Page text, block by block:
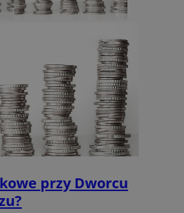
przy Dworcu